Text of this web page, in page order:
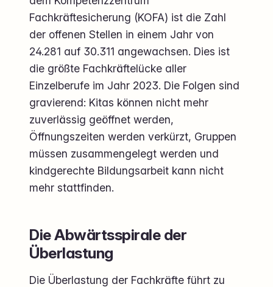
Fachkräftesicherung (KOFA) ist die Zahl
der offenen Stellen in einem Jahr von
24.281 auf 30.311 angewachsen. Dies ist
die größte Fachkräftelücke aller
Einzelberufe im Jahr 2023. Die Folgen sind
gravierend: Kitas können nicht mehr
zuverlässig geöffnet werden,
Öffnungszeiten werden verkürzt, Gruppen
müssen zusammengelegt werden und
kindgerechte Bildungsarbeit kann nicht
mehr stattfinden.
Die Abwärtsspirale der
Überlastung
Die Überlastung der Fachkräfte führt zu